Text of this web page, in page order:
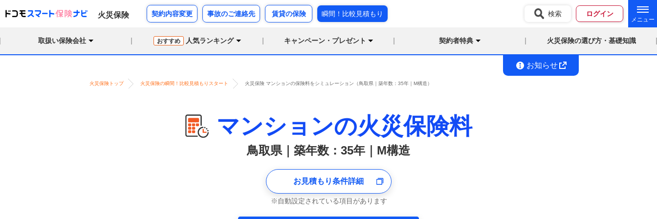
火災保険 契約内容変更 事故のご連絡先 賃貸の保険 瞬間！比較見積もり 検索 ログイン
取扱い保険会社 おすすめ 人気ランキング キャンペーン・プレゼント 契約者特典 火災保険の選び方・基礎知識
お知らせ
火災保険トップ 火災保険の瞬間！比較見積もりスタート 火災保険 マンションの保険料をシミュレーション（鳥取県｜築年数：35年｜M構造）
マンションの火災保険料
鳥取県｜築年数：35年｜M構造
お見積もり条件詳細
自動設定されている項目があります